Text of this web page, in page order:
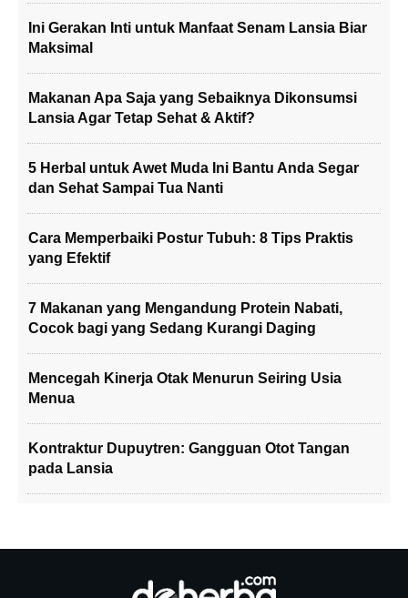
Ini Gerakan Inti untuk Manfaat Senam Lansia Biar
Maksimal
Makanan Apa Saja yang Sebaiknya Dikonsumsi
Lansia Agar Tetap Sehat & Aktif?
5 Herbal untuk Awet Muda Ini Bantu Anda Segar
dan Sehat Sampai Tua Nanti
Cara Memperbaiki Postur Tubuh: 8 Tips Praktis
yang Efektif
7 Makanan yang Mengandung Protein Nabati,
Cocok bagi yang Sedang Kurangi Daging
Mencegah Kinerja Otak Menurun Seiring Usia
Menua
Kontraktur Dupuytren: Gangguan Otot Tangan
pada Lansia